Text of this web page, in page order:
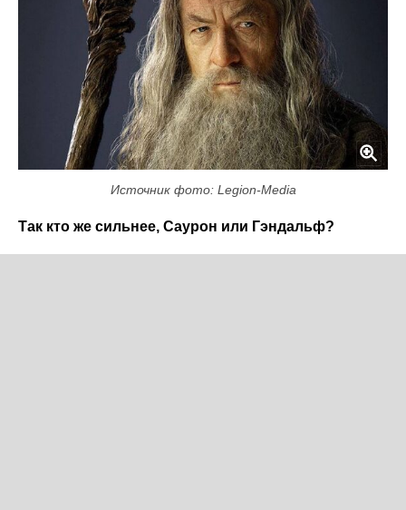
Источник фото: Legion-Media
Так кто же сильнее, Саурон или Гэндальф?